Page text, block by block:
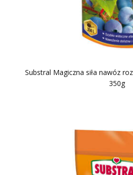
Substral Magiczna siła nawóz
350g